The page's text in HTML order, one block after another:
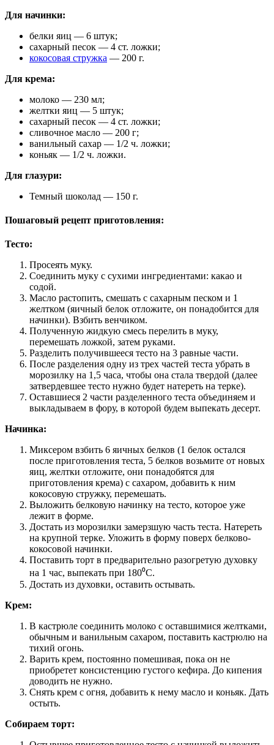
Для начинки:
белки яиц — 6 штук;
сахарный песок — 4 ст. ложки;
кокосовая стружка — 200 г.
Для крема:
молоко — 230 мл;
желтки яиц — 5 штук;
сахарный песок — 4 ст. ложки;
сливочное масло — 200 г;
ванильный сахар — 1/2 ч. ложки;
коньяк — 1/2 ч. ложки.
Для глазури:
Темный шоколад — 150 г.
Пошаговый рецепт приготовления:
Тесто:
Просеять муку.
Соединить муку с сухими ингредиентами: какао и
содой.
Масло растопить, смешать с сахарным песком и 1
желтком (яичный белок отложите, он понадобится для
начинки). Взбить венчиком.
Полученную жидкую смесь перелить в муку,
перемешать ложкой, затем руками.
Разделить получившееся тесто на 3 равные части.
После разделения одну из трех частей теста убрать в
морозилку на 1,5 часа, чтобы она стала твердой (далее
затвердевшее тесто нужно будет натереть на терке).
Оставшиеся 2 части разделенного теста объединяем и
выкладываем в фору, в которой будем выпекать десерт.
Начинка:
Миксером взбить 6 яичных белков (1 белок остался
после приготовления теста, 5 белков возьмите от новых
яиц, желтки отложите, они понадобятся для
приготовления крема) с сахаром, добавить к ним
кокосовую стружку, перемешать.
Выложить белковую начинку на тесто, которое уже
лежит в форме.
Достать из морозилки замерзшую часть теста. Натереть
на крупной терке. Уложить в форму поверх белково-
кокосовой начинки.
Поставить торт в предварительно разогретую духовку
на 1 час, выпекать при 180⁰С.
Достать из духовки, оставить остывать.
Крем:
В кастрюле соединить молоко с оставшимися желтками,
обычным и ванильным сахаром, поставить кастрюлю на
тихий огонь.
Варить крем, постоянно помешивая, пока он не
приобретет консистенцию густого кефира. До кипения
доводить не нужно.
Снять крем с огня, добавить к нему масло и коньяк. Дать
остыть.
Собираем торт: